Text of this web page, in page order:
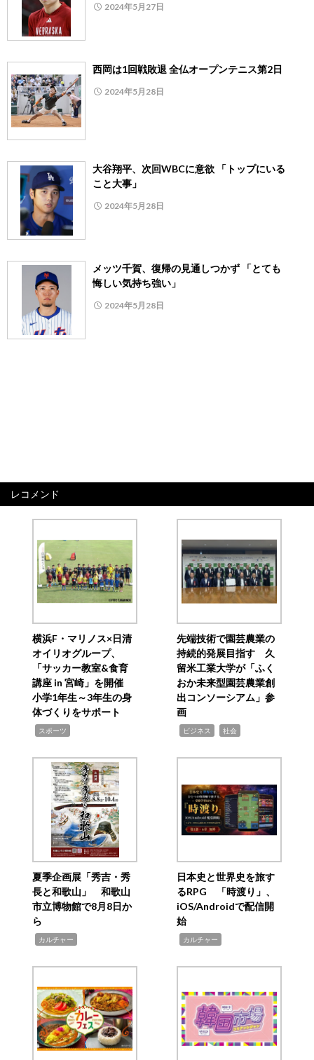
2024年5月27日
西岡は1回戦敗退 全仏オープンテニス第2日
2024年5月28日
大谷翔平、次回WBCに意欲 「トップにいる
こと大事」
2024年5月28日
メッツ千賀、復帰の見通しつかず 「とても
悔しい気持ち強い」
2024年5月28日
レコメンド
横浜F・マリノス×日清
オイリオグループ、
「サッカー教室&食育
講座 in 宮崎」を開催
小学1年生～3年生の身
体づくりをサポート
スポーツ
先端技術で園芸農業の
持続的発展目指す 久
留米工業大学が「ふく
おか未来型園芸農業創
出コンソーシアム」参
画
ビジネス 社会
夏季企画展「秀吉・秀
長と和歌山」 和歌山
市立博物館で8月8日か
ら
カルチャー
日本史と世界史を旅す
るRPG 「時渡り」、
iOS/Androidで配信開
始
カルチャー